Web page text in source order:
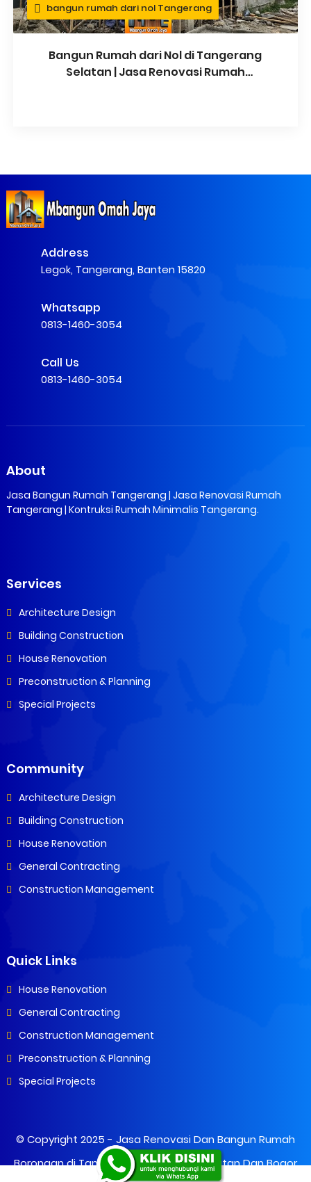
bangun rumah dari nol Tangerang
Bangun Rumah dari Nol di Tangerang
Selatan | Jasa Renovasi Rumah
Address
Legok, Tangerang, Banten 15820
Whatsapp
0813-1460-3054
Call Us
0813-1460-3054
About
Jasa Bangun Rumah Tangerang | Jasa Renovasi Rumah
Tangerang | Kontruksi Rumah Minimalis Tangerang.
Services
Architecture Design
Building Construction
House Renovation
Preconstruction & Planning
Special Projects
Community
Architecture Design
Building Construction
House Renovation
General Contracting
Construction Management
Quick Links
House Renovation
General Contracting
Construction Management
Preconstruction & Planning
Special Projects
© Copyright 2025 - Jasa Renovasi Dan Bangun Rumah
Borongan di Tangerang, Tangerang Selatan Dan Bogor